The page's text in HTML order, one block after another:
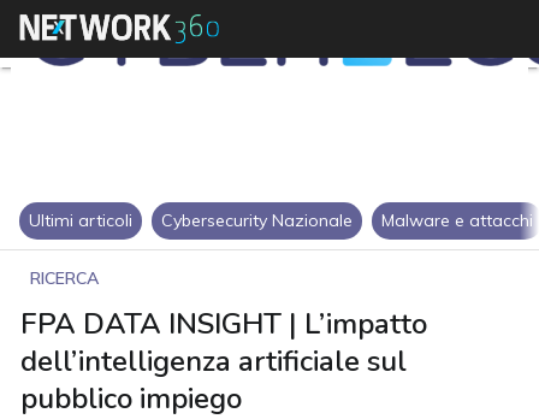
Ultimi articoli Cybersecurity Nazionale Malware e attacchi
RICERCA
FPA DATA INSIGHT | L’impatto
dell’intelligenza artificiale sul
pubblico impiego